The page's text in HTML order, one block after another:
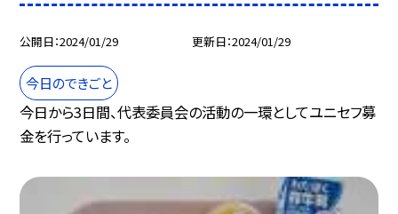
公開日 2024/01/29 更新日 2024/01/29
今日のできごと
今日から3日間、代表委員会の活動の一環としてユニセフ募
金を行っています。